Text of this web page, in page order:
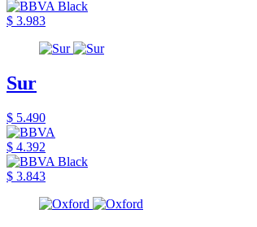
$ 3.983
Sur
$ 5.490
$ 4.392
$ 3.843